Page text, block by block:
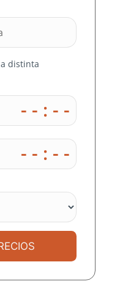
A CAR
de
precio
distinta
- - : - -
- - : - -